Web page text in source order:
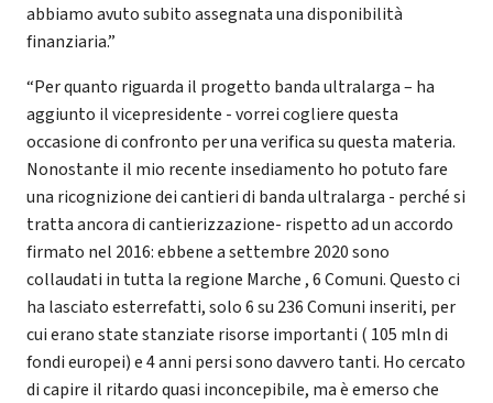
abbiamo avuto subito assegnata una disponibilità
finanziaria.”
“Per quanto riguarda il progetto banda ultralarga – ha
aggiunto il vicepresidente - vorrei cogliere questa
occasione di confronto per una verifica su questa materia.
Nonostante il mio recente insediamento ho potuto fare
una ricognizione dei cantieri di banda ultralarga - perché si
tratta ancora di cantierizzazione- rispetto ad un accordo
firmato nel 2016: ebbene a settembre 2020 sono
collaudati in tutta la regione Marche , 6 Comuni. Questo ci
ha lasciato esterrefatti, solo 6 su 236 Comuni inseriti, per
cui erano state stanziate risorse importanti ( 105 mln di
fondi europei) e 4 anni persi sono davvero tanti. Ho cercato
di capire il ritardo quasi inconcepibile, ma è emerso che